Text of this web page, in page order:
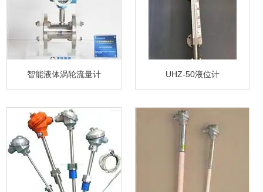
智能液体涡轮流量计 UHZ-50液位计